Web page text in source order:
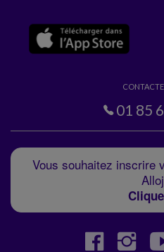
01 85
Vous souhaitez inscrire